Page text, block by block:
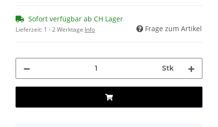
Sofort verfügbar ab CH Lager
Lieferzeit: 1 - 2 Werktage Info Frage zum Artikel
Stk